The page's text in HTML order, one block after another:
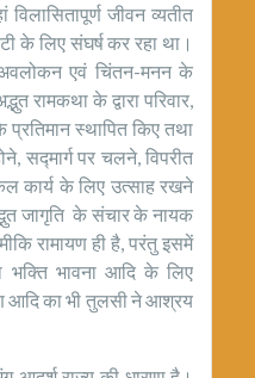
जीवन व्यतीत
के लिए संघर्ष कर रहा था।
एवं चिंतन-मनन के
रामकथा के द्वारा परिवार,
स्थापित किए तथा
सद्मार्ग पर चलने, विपरीत
कार्य के लिए उत्साह रखने
जागृति के संचार के नायक
रामायण ही है, परंतु इसमें
भक्ति भावना आदि के लिए
आदि का भी तुलसी ने आश्रय